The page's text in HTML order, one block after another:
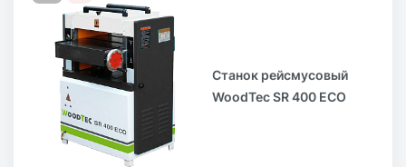
Станок рейсмусовый
WoodTec SR 400 ECO